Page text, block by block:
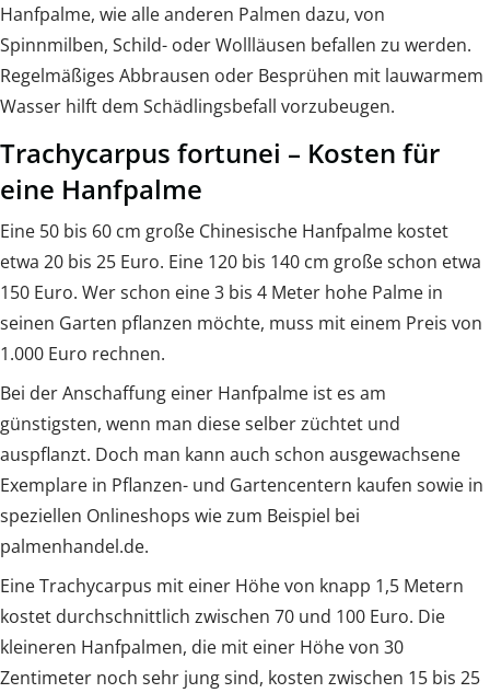
Hanfpalme, wie alle anderen Palmen dazu, von
Spinnmilben, Schild- oder Wollläusen befallen zu werden.
Regelmäßiges Abbrausen oder Besprühen mit lauwarmem
Wasser hilft dem Schädlingsbefall vorzubeugen.
Trachycarpus fortunei – Kosten für
eine Hanfpalme
Eine 50 bis 60 cm große Chinesische Hanfpalme kostet
etwa 20 bis 25 Euro. Eine 120 bis 140 cm große schon etwa
150 Euro. Wer schon eine 3 bis 4 Meter hohe Palme in
seinen Garten pflanzen möchte, muss mit einem Preis von
1.000 Euro rechnen.
Bei der Anschaffung einer Hanfpalme ist es am
günstigsten, wenn man diese selber züchtet und
auspflanzt. Doch man kann auch schon ausgewachsene
Exemplare in Pflanzen- und Gartencentern kaufen sowie in
speziellen Onlineshops wie zum Beispiel bei
palmenhandel.de.
Eine Trachycarpus mit einer Höhe von knapp 1,5 Metern
kostet durchschnittlich zwischen 70 und 100 Euro. Die
kleineren Hanfpalmen, die mit einer Höhe von 30
Zentimeter noch sehr jung sind, kosten zwischen 15 bis 25